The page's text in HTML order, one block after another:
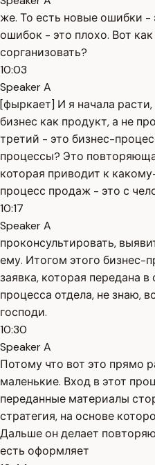
же. То есть новые ошибки -
ошибок - это плохо. Вот как
сорганизовать?
10:03
Speaker A
[фыркает] И я начала
бизнес как продукт, а не
третий - это бизнес-
процессы? Это
которая приводит к
процесс продаж - это с
10:17
Speaker A
проконсультировать,
ему. Итогом этого бизнес-
заявка, которая передана
процесса отдела, не знаю,
господи.
10:30
Speaker A
Потому что вот это прямо
маленькие. Вход в этот
переданные материалы
стратегия, на основе
Дальше он делает
есть оформляет